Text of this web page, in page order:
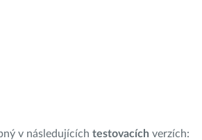
v následujících testovacích verzích: